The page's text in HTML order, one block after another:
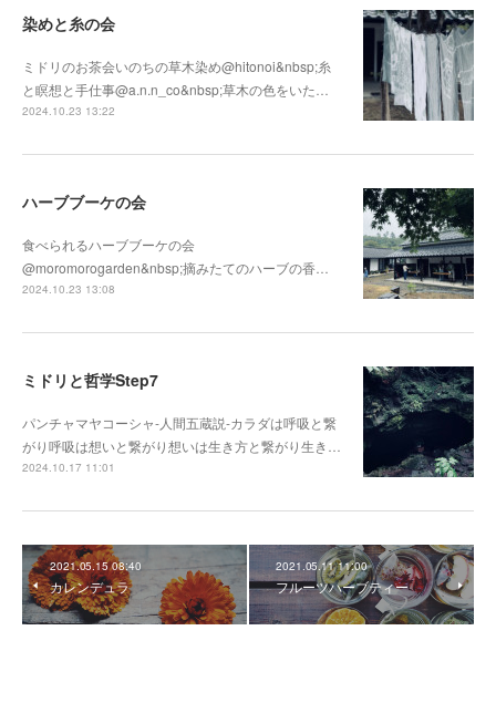
染めと糸の会
ミドリのお茶会いのちの草木染め@hitonoi&nbsp;糸
と瞑想と手仕事@a.n.n_co&nbsp;草木の色をいた…
2024.10.23 13:22
ハーブブーケの会
食べられるハーブブーケの会
@moromorogarden&nbsp;摘みたてのハーブの香…
2024.10.23 13:08
ミドリと哲学Step7
パンチャマヤコーシャ-人間五蔵説-カラダは呼吸と繋
がり呼吸は想いと繋がり想いは生き方と繋がり生き…
2024.10.17 11:01
2021.05.15 08:40
カレンデュラ
2021.05.11 11:00
フルーツハーブティー